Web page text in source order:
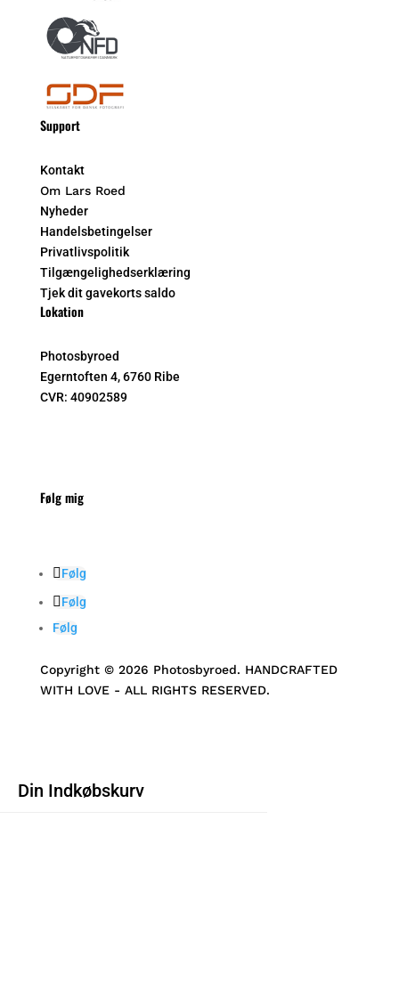
Support
Kontakt
Om Lars Roed
Nyheder
Handelsbetingelser
Privatlivspolitik
Tilgængelighedserklæring
Tjek dit gavekorts saldo
Lokation
Photosbyroed
Egerntoften 4, 6760 Ribe
CVR: 40902589
Følg mig
Følg
Følg
Følg
Copyright © 2026 Photosbyroed. HANDCRAFTED
WITH LOVE - ALL RIGHTS RESERVED.
Din Indkøbskurv